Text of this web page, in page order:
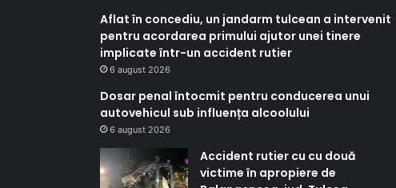
Aflat în concediu, un jandarm tulcean a intervenit
pentru acordarea primului ajutor unei tinere
implicate într-un accident rutier
6 august 2026
Dosar penal întocmit pentru conducerea unui
autovehicul sub influența alcoolului
6 august 2026
Accident rutier cu cu două
victime în apropiere de